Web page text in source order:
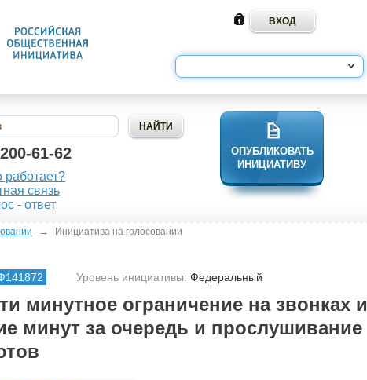
61-62
работает?
связь
- ответ
ОПУБЛИКОВАТЬ
ИНИЦИАТИВУ
→ Инициатива на голосовании
Уровень инициативы: Федеральный
минутное ограничение на звонках и
минут за очередь и прослушивание